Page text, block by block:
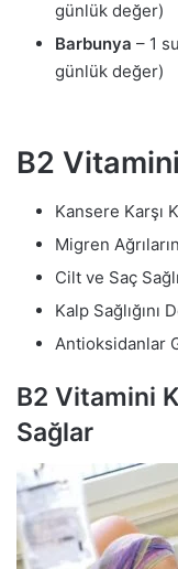
günlük değer)
Barbunya – 1
günlük değer)
B2
Kansere Karşı
Migren
Cilt ve Saç
Kalp Sağlığını
Antioksidanlar
B2 Vitamini
Sağlar